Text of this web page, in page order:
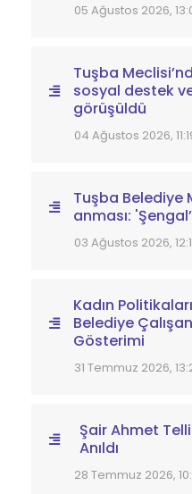
05 Ağustos 2026,
Tuşba
sosyal destek
görüşüldü
04 Ağustos 2026,
Tuşba Belediye
anması:
03 Ağustos 2026,
Kadın
Belediye
Gösterimi
31 Temmuz 2026,
Şair Ahmet
Anıldı
28 Temmuz 2026,